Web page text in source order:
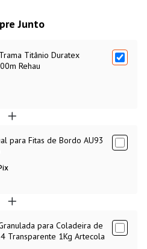
Junto
Titânio Duratex
Rehau
para Fitas de Bordo AU93
para Coladeira de
Transparente 1Kg Artecola